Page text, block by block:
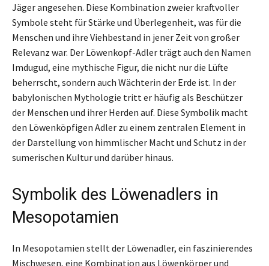
Jäger angesehen. Diese Kombination zweier kraftvoller
Symbole steht für Stärke und Überlegenheit, was für die
Menschen und ihre Viehbestand in jener Zeit von großer
Relevanz war. Der Löwenkopf-Adler trägt auch den Namen
Imdugud, eine mythische Figur, die nicht nur die Lüfte
beherrscht, sondern auch Wächterin der Erde ist. In der
babylonischen Mythologie tritt er häufig als Beschützer
der Menschen und ihrer Herden auf. Diese Symbolik macht
den Löwenköpfigen Adler zu einem zentralen Element in
der Darstellung von himmlischer Macht und Schutz in der
sumerischen Kultur und darüber hinaus.
Symbolik des Löwenadlers in
Mesopotamien
In Mesopotamien stellt der Löwenadler, ein faszinierendes
Mischwesen, eine Kombination aus Löwenkörper und